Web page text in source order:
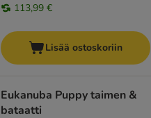
113,99 €
Lisää ostoskoriin
Eukanuba Puppy taimen &
bataatti